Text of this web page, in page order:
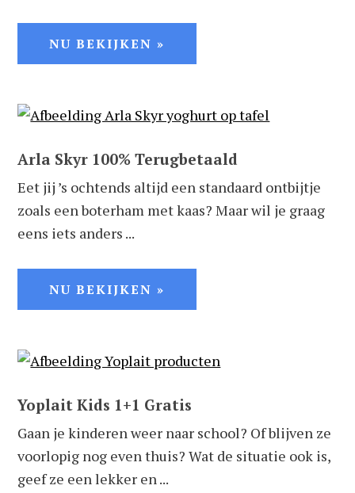
NU BEKIJKEN »
Arla Skyr 100% Terugbetaald
Eet jij ’s ochtends altijd een standaard ontbijtje
zoals een boterham met kaas? Maar wil je graag
eens iets anders ...
NU BEKIJKEN »
Yoplait Kids 1+1 Gratis
Gaan je kinderen weer naar school? Of blijven ze
voorlopig nog even thuis? Wat de situatie ook is,
geef ze een lekker en ...